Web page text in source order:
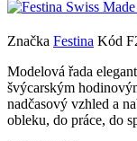
Značka Festina Kód
Modelová řada
švýcarským
nadčasový vzhled a
obleku, do práce, do